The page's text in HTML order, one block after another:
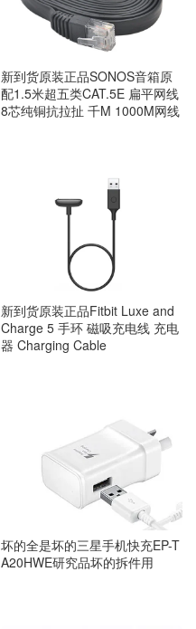
新到货原装正品SONOS音箱原
配1.5米超五类CAT.5E 扁平网线
8芯纯铜抗拉扯 千M 1000M网线
新到货原装正品Fitbit Luxe and
Charge 5 手环 磁吸充电线 充电
器 Charging Cable
坏的全是坏的三星手机快充EP-T
A20HWE研究品坏的拆件用